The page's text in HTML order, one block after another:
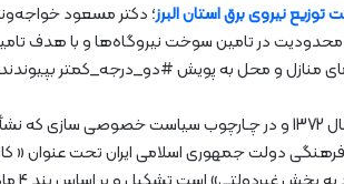
توزیع نیروی برق استان البرز؛ دکتر مسعود
در تامین سوخت نیروگاه‌ها و با هدف تامین
منازل و محل به پویش #دو_درجه_کمتر
گفتنی است شرکت توزیع نیروی برق غرب استان تهران در سال 1372 و در چـارچوب سیاست
دولت جمهوری اسلامی ایران تحت عنوان «